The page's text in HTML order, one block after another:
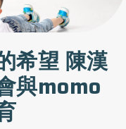
希望 陳漢
與momo